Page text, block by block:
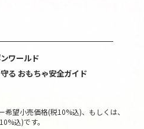
ワールド
る おもちゃ安全ガイド
望小売価格(税10%込)、もしくは、
込)です。